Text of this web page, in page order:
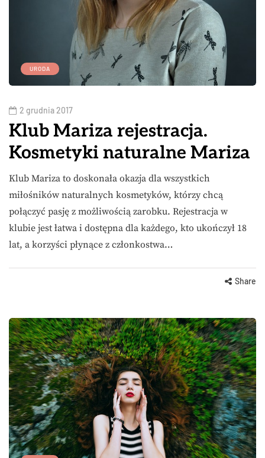
URODA
2 grudnia 2017
Klub Mariza rejestracja.
Kosmetyki naturalne Mariza
Klub Mariza to doskonała okazja dla wszystkich
miłośników naturalnych kosmetyków, którzy chcą
połączyć pasję z możliwością zarobku. Rejestracja w
klubie jest łatwa i dostępna dla każdego, kto ukończył 18
lat, a korzyści płynące z członkostwa…
Share